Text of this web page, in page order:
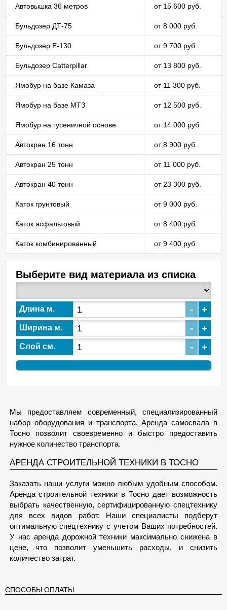
Автовышка 36 метров от 15 600 руб.
Бульдозер ДТ-75 от 8 000 руб.
Бульдозер E-130 от 9 700 руб.
Бульдозер Catterpillar от 13 800 руб.
Ямобур на базе Камаза от 11 300 руб.
Ямобур на базе МТЗ от 12 500 руб.
Ямобур на гусеничной основе от 14 000 руб
Автокран 16 тонн от 8 900 руб.
Автокран 25 тонн от 11 000 руб.
Автокран 40 тонн от 23 300 руб.
Каток грунтовый от 9 000 руб.
Каток асфальтовый от 8 400 руб.
Каток комбинированный от 9 400 руб.
Выберите вид материала из списка
Длина м. - +
Ширина м. - +
Слой см. - +
Мы предоставляем современный, специализированный
набор оборудования и транспорта. Аренда самосвала в
Тосно позволит своевременно и быстро предоставить
нужное количество транспорта.
АРЕНДА СТРОИТЕЛЬНОЙ ТЕХНИКИ В ТОСНО
Заказать наши услуги можно любым удобным способом.
Аренда строительной техники в Тосно дает возможность
выбрать качественную, сертифицированную спецтехнику
для всех видов работ. Наши специалисты подберут
оптимальную спецтехнику с учетом Ваших потребностей.
У нас аренда дорожной техники максимально снижена в
цене, что позволит уменьшить расходы, и снизить
количество затрат.
СПОСОБЫ ОПЛАТЫ